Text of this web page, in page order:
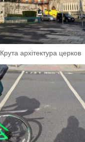
Крута архітектура церков